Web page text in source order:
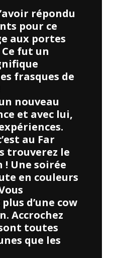
répondu
pour ce
aux portes
fut un
frasques de
nouveau
et avec lui,
au Far
trouverez le
! Une soirée
en couleurs
d’une cow
Accrochez
toutes
que les